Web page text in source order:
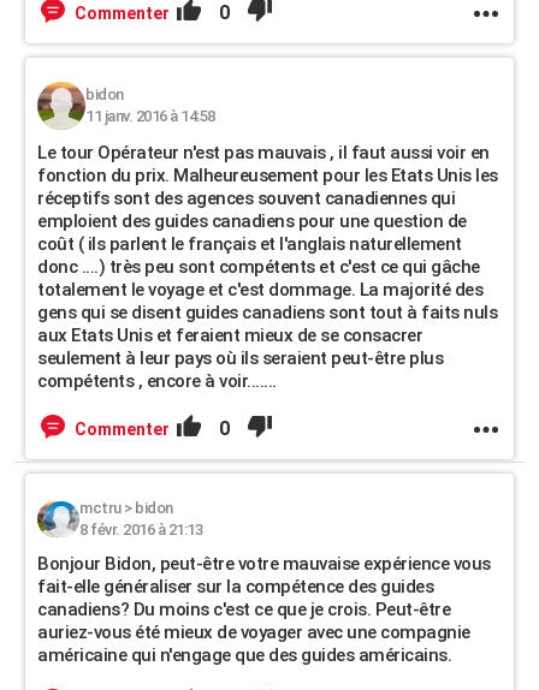
Commenter 0
bidon
11 janv. 2016 à 14:58
Le tour Opérateur n'est pas mauvais , il faut aussi voir en
fonction du prix. Malheureusement pour les Etats Unis les
réceptifs sont des agences souvent canadiennes qui
emploient des guides canadiens pour une question de
coût ( ils parlent le français et l'anglais naturellement
donc ....) très peu sont compétents et c'est ce qui gâche
totalement le voyage et c'est dommage. La majorité des
gens qui se disent guides canadiens sont tout à faits nuls
aux Etats Unis et feraient mieux de se consacrer
seulement à leur pays où ils seraient peut-être plus
compétents , encore à voir.......
Commenter 0
mctru> bidon
8 févr. 2016 à 21:13
Bonjour Bidon, peut-être votre mauvaise expérience vous
fait-elle généraliser sur la compétence des guides
canadiens? Du moins c'est ce que je crois. Peut-être
auriez-vous été mieux de voyager avec une compagnie
américaine qui n'engage que des guides américains.